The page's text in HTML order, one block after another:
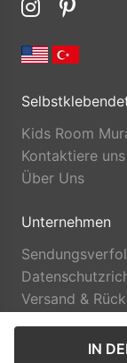
IN
Kids Room
Kontaktiere uns
Über Uns
Unternehmen
Versand &